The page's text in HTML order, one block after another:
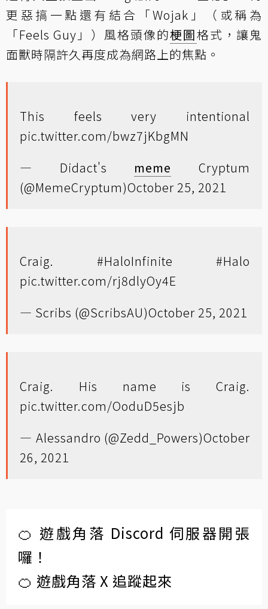
更惡搞一點還有結合「Wojak」（或稱為
「Feels Guy」）風格頭像的梗圖格式，讓鬼
面獸時隔許久再度成為網路上的焦點。
This feels very intentional
pic.twitter.com/bwz7jKbgMN
— Didact's meme Cryptum
(@MemeCryptum)October 25, 2021
Craig. #HaloInfinite
#Halo
pic.twitter.com/rj8dlyOy4E
— Scribs (@ScribsAU)October 25, 2021
Craig. His name is Craig.
pic.twitter.com/OoduD5esjb
— Alessandro (@Zedd_Powers)October
26, 2021
🍊 遊戲角落 Discord 伺服器開張
囉！
🍊 遊戲角落 X 追蹤起來